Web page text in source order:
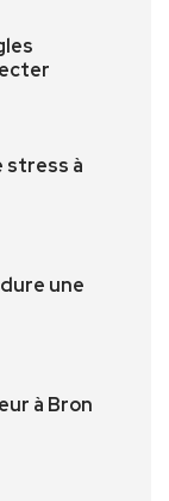
stress à
une
à Bron